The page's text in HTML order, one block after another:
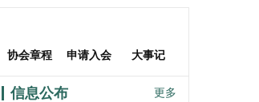
协会章程 申请入会 大事记
信息公布 更多